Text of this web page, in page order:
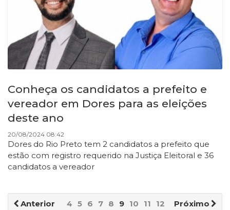
Conheça os candidatos a prefeito e
vereador em Dores para as eleições
deste ano
20/08/2024 08:42
Dores do Rio Preto tem 2 candidatos a prefeito que
estão com registro requerido na Justiça Eleitoral e 36
candidatos a vereador
Anterior Próximo
4 5 6 7 8 9 10 11 12 13